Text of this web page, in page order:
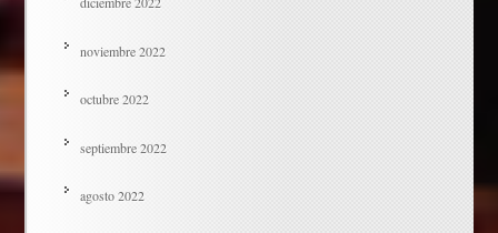
noviembre 2022
octubre 2022
septiembre 2022
agosto 2022